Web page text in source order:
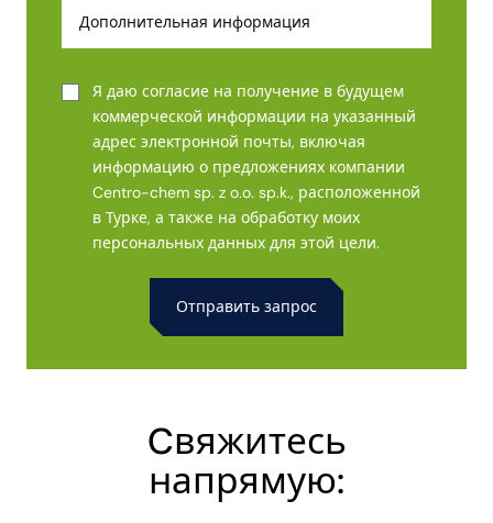
Я даю согласие на получение в будущем
коммерческой информации на указанный
адрес электронной почты, включая
информацию о предложениях компании
Centro-chem sp. z o.o. sp.k., расположенной
в Турке, а также на обработку моих
персональных данных для этой цели.
Cвяжитесь
напрямую: